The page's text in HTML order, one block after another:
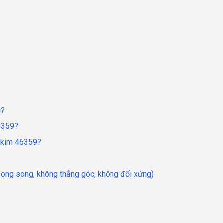
46359?
song, không thẳng góc, không đối xứng)